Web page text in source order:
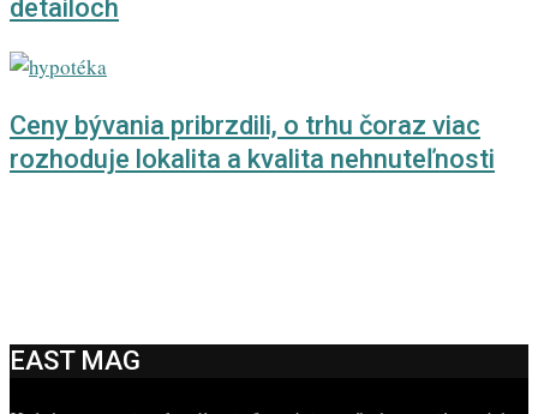
detailoch
Ceny bývania pribrzdili, o trhu čoraz viac
rozhoduje lokalita a kvalita nehnuteľnosti
EAST MAG